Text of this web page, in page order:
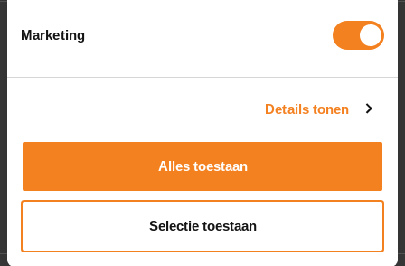
Marketing
Details tonen
Alles toestaan
Selectie toestaan
Socials